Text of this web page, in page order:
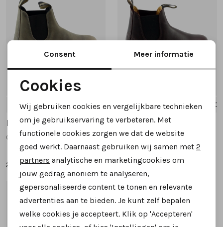
42 43 43.5 44 +1
Blundstone
Classic 2446. chelsea's en laarzen taupe
219,95
37 38.5 39 39.5 40
Blundstone
209,95
Noodzakelijke cookies
Personalisatie cookies
Analytische cookies
Marketing cookies
Consent Meer informatie
Cookies
Wij gebruiken cookies en vergelijkbare technieken
om je gebruikservaring te verbeteren. Met
functionele cookies zorgen we dat de website
goed werkt. Daarnaast gebruiken wij samen met 2
partners analytische en marketingcookies om
jouw gedrag anoniem te analyseren,
gepersonaliseerde content te tonen en relevante
advertenties aan te bieden. Je kunt zelf bepalen
welke cookies je accepteert. Klik op 'Accepteren'